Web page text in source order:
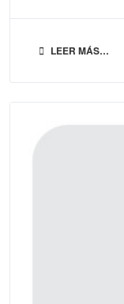
LEER MÁS…